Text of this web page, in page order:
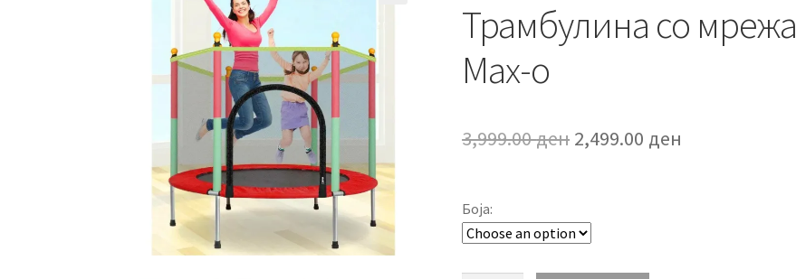
Трамбулина со мрежа
Max-o
3,999.00ден Original
3,999.00 ден.
2,499.00 ден
Боја: